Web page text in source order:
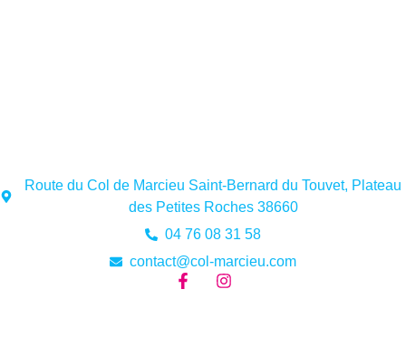
Route du Col de Marcieu Saint-Bernard du Touvet, Plateau
des Petites Roches 38660
04 76 08 31 58
contact@col-marcieu.com